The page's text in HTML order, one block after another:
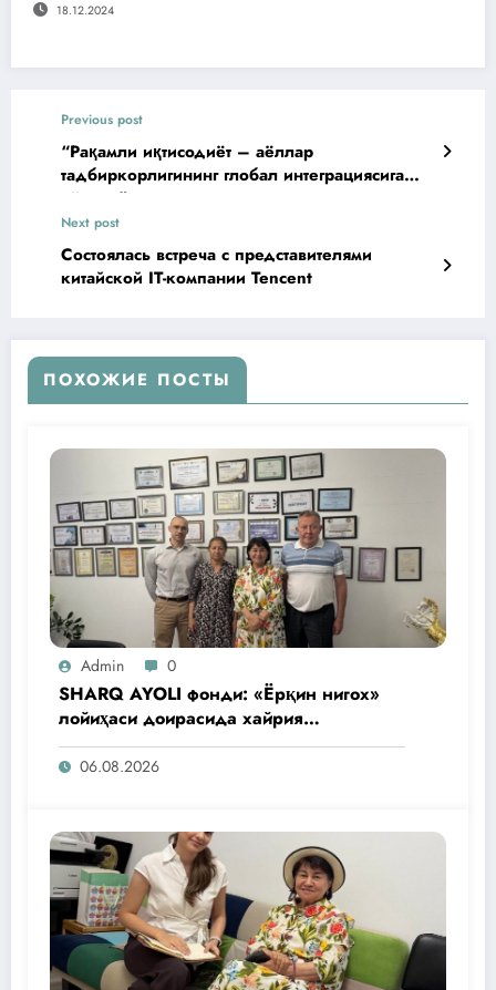
18.12.2024
Previous post
“Рақамли иқтисодиёт – аёллар
тадбиркорлигининг глобал интеграциясига
кўприк”
Next post
Состоялась встреча с представителями
китайской IT-компании Tencent
ПОХОЖИЕ ПОСТЫ
Admin 0
SHARQ AYOLI фонди: «Ёрқин нигох»
лойиҳаси доирасида хайрия
операциялари ўтказилади
06.08.2026